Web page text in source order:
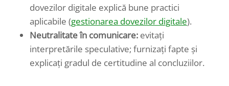
dovezilor digitale explică bune practici
aplicabile (gestionarea dovezilor digitale).
Neutralitate în comunicare: evitați
interpretările speculative; furnizați fapte și
explicați gradul de certitudine al concluziilor.